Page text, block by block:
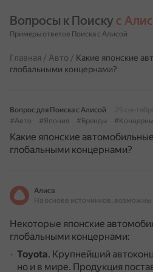
Вопросы к Поиску с
Примеры ответов Поиска с Алисой
Главная / Авто / Какие японские
глобальными концернами?
Вопрос для Поиска с Алисой
25 сентября
#Авто
#Япония #Бренды #Концерны
Какие японские
глобальными концернами?
Алиса
Некоторые японские
глобальными концернами:
Toyota. Крупнейший
но и в мире. Продукция